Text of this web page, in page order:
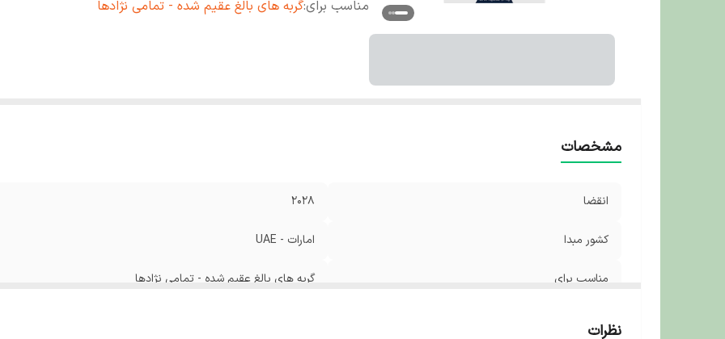
مناسب برای:گربه های بالغ عقیم شده - تمامی نژادها
مشخصات
انقضا 2028
کشور مبدا امارات - UAE
مناسب برای گربه های بالغ عقیم شده - تمامی نژادها
نظرات